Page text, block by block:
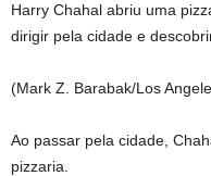
Harry Chahal abriu uma
dirigir pela cidade e
(Mark Z. Barabak/Los
Ao passar pela cidade,
pizzaria.